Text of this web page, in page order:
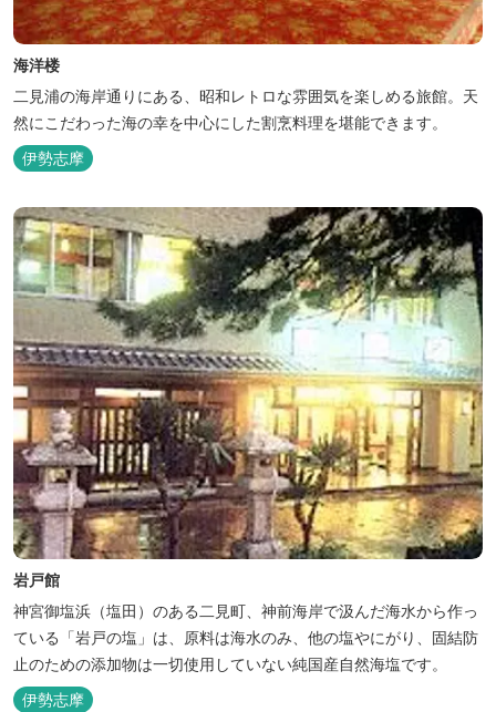
海洋楼
二見浦の海岸通りにある、昭和レトロな雰囲気を楽しめる旅館。天
然にこだわった海の幸を中心にした割烹料理を堪能できます。
伊勢志摩
岩戸館
神宮御塩浜（塩田）のある二見町、神前海岸で汲んだ海水から作っ
ている「岩戸の塩」は、原料は海水のみ、他の塩やにがり、固結防
止のための添加物は一切使用していない純国産自然海塩です。
伊勢志摩